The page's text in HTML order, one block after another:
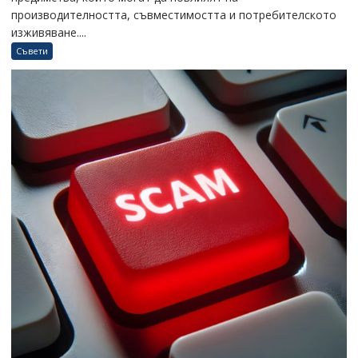
производителността, съвместимостта и потребителското
изживяване....
Съвети